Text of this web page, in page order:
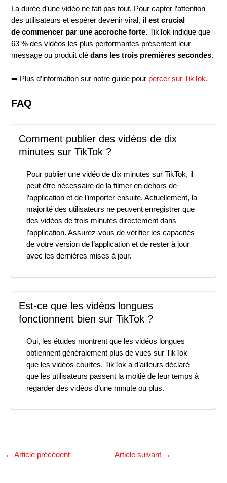
La durée d’une vidéo ne fait pas tout. Pour capter l’attention
des utilisateurs et espérer devenir viral, il est crucial
de commencer par une accroche forte. TikTok indique que
63 % des vidéos les plus performantes présentent leur
message ou produit clédans les trois premières secondes.
➡️ Plus d’information sur notre guide pour percer sur TikTok.
FAQ
Comment publier des vidéos de dix
minutes sur TikTok ?
Pour publier une vidéo de dix minutes sur TikTok, il
peut être nécessaire de la filmer en dehors de
l’application et de l’importer ensuite. Actuellement, la
majorité des utilisateurs ne peuvent enregistrer que
des vidéos de trois minutes directement dans
l’application. Assurez-vous de vérifier les capacités
de votre version de l’application et de rester à jour
avec les dernières mises à jour.
Est-ce que les vidéos longues
fonctionnent bien sur TikTok ?
Oui, les études montrent que les vidéos longues
obtiennent généralement plus de vues sur TikTok
que les vidéos courtes. TikTok a d’ailleurs déclaré
que les utilisateurs passent la moitié de leur temps à
regarder des vidéos d’une minute ou plus.
← Article précédent Article suivant →